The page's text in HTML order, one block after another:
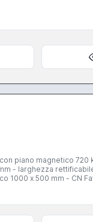
piano magnetico 720
- larghezza
1000 x 500 mm - CN